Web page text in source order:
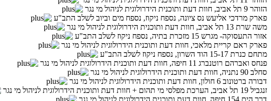
הזוהר 9 תל אביב, חוות דעת ותוכנית הידרולוגית לניהול מי נגר
פארק מרדכי אליעש נס ציונה, נספח ניקוז, נספח מים וביוב לשלב התב"ע
משה שרת 13 תל אביב, חוות דעת ותוכנית הידרולוגית לניהול מי נגר
אזור התעסוקה- מגרש 15 מזכרת בתיה, נספח ניקוז לשלב התב"ע
פארק ראם קריית מלאכי, חוות דעת ותוכנית הידרולוגית לניהול מי נגר
מתחם כנרת 15-17 הוד השרון, נספח ניקוז לשלב התב"ע
פנחס ואברהם רוטנברג 11 חיפה, חוות דעת ותוכנית הידרולוגית לניהול מי נגר
סחלב 90 נתניה, חוות דעת ותוכנית הידרולוגית לניהול מי נגר
דבורה ברטונוב 6 חולון, חוות דעת ותוכנית הידרולוגית לניהול מי נגר
זנגביל 19 תל אביב, הערכת מפלסי מי תהום + חוות דעת ותוכנית הידרולוגית לניהול מי נגר
דרך הים 154 חיפה, חוות דעת ותוכנית הידרולוגית לניהול מי נגר